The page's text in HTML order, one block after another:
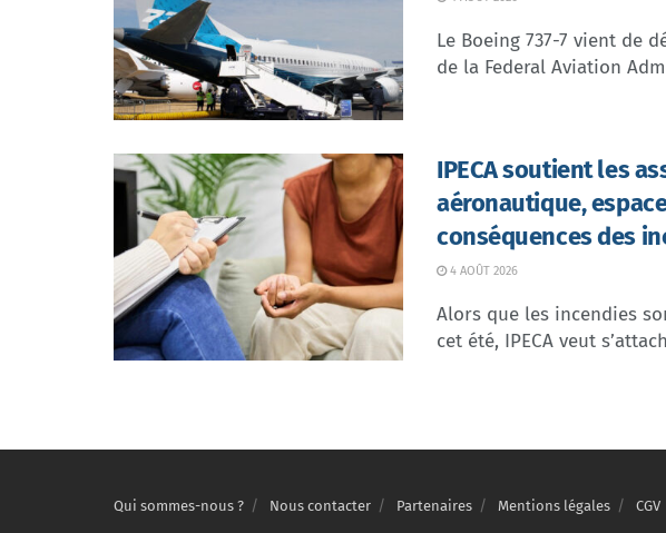
Le Boeing 737-7 vient de
de la Federal Aviation
IPECA soutient les
aéronautique,
conséquences des
4 AOÛT 2026
Alors que les incendies
cet été, IPECA veut
Qui sommes-nous ? Nous contacter Partenaires Mentions légales CGV